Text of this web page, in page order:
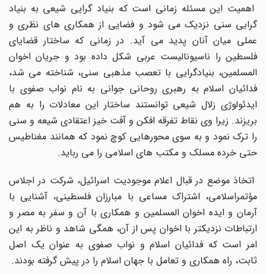
اهمیت این مسئله زمانی است که بنیاد گرایی شیعی به بنیاد
گرایی سنی نزدیک می شود و فضایی از همکاری های نظری و
عملی میان آنان پدید می آید. در زمانی که ساختار قضایای
فلسطین را ناسیونالیست عربی شکل داده بود و جریان اخوان
المسلمین، بنیادگرایی با تعصب مذهبی سنی، شناخته می شد،
فدائیان اسلام به رهبری روحانی جوانی به نام نواب صفوی با
ایدئولوژی زلال شیعی توانستند ساختار این معادلات را به هم
بریزند. زیرا وی نقاط تفرقه افکن و آفت خیز اعتقادی شیعه و سنی
را ترک نمود و به سوی محورهایی کوچ نمود که همانند مغناطیس
حتی خرده مسلک و مکتب های اسلامی را می رباید.
اتخاذ موضع در قبال اعلام موجودیت اسرائیل، شرکت در اجلاس
مؤتمراسلامی، اشتراک مساعی با مبارزان فلسطینی، آشنایی با
آرمان و ایده اخوان المسلمین و همکاری با آن و سفر به مصر و
ارتباطات نزدیکتر با اخوان پس از آن، همگی شاهد و ناظر به این
امر است که فدائیان اسلام و نواب صفوی به عنوان یک اصل
ثابت، راه همکاری و تعامل با جهان اسلام را در پیش گرفته بودند.